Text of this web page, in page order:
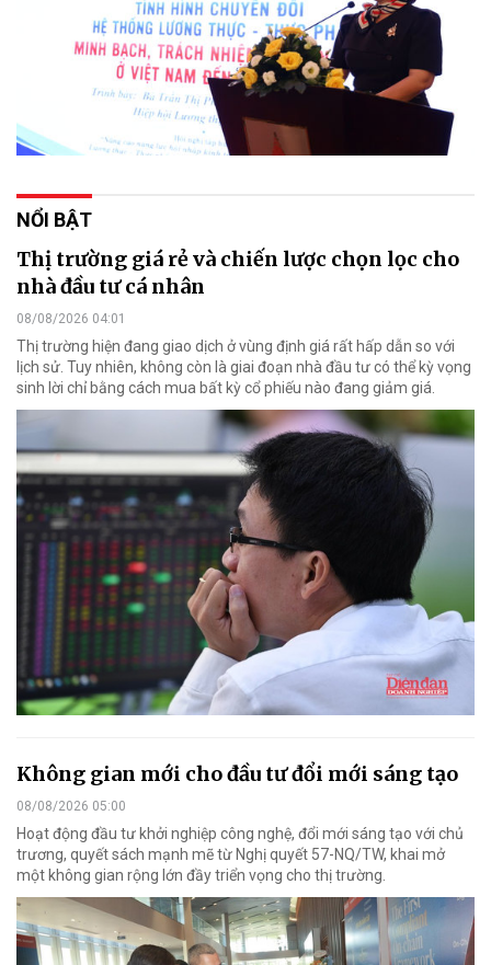
NỔI BẬT
Thị trường giá rẻ và chiến lược chọn lọc cho
nhà đầu tư cá nhân
08/08/2026 04:01
Thị trường hiện đang giao dịch ở vùng định giá rất hấp dẫn so với
lịch sử. Tuy nhiên, không còn là giai đoạn nhà đầu tư có thể kỳ vọng
sinh lời chỉ bằng cách mua bất kỳ cổ phiếu nào đang giảm giá.
Không gian mới cho đầu tư đổi mới sáng tạo
08/08/2026 05:00
Hoạt động đầu tư khởi nghiệp công nghệ, đổi mới sáng tạo với chủ
trương, quyết sách mạnh mẽ từ Nghị quyết 57-NQ/TW, khai mở
một không gian rộng lớn đầy triển vọng cho thị trường.